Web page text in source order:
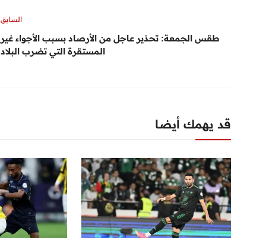
السابق
طقس الجمعة: تحذير عاجل من الأرصاد بسبب الأجواء غير
المستقرة التي تضرب البلاد
قد يهمك أيضا